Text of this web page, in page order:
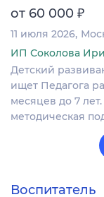
от 60 000 ₽
11 июля 2026
ИП Соколова
Детский
ищет Педагога
месяцев до 7
методическая
Воспитатель